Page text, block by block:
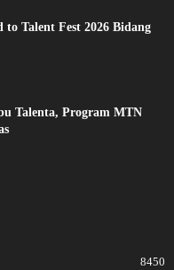
to Talent Fest 2026 Bidang
Talenta, Program MTN
8450